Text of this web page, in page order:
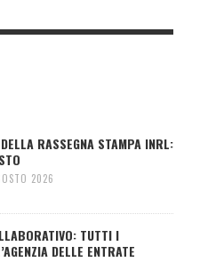
RASSEGNA STAMPA INRL:
2026
TUTTI I
DELLE ENTRATE